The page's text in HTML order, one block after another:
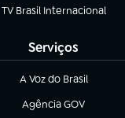
TV Brasil Internacional
(abre em nova aba)
Serviços
A Voz do Brasil
(abre em nova aba)
Agência GOV
(abre em nova aba)